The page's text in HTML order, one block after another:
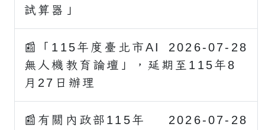
試算器」
2026-07-28
📰「115年度臺北市AI
無人機教育論壇」，延期至115年8
月27日辦理
2026-07-28
📰有關內政部115年